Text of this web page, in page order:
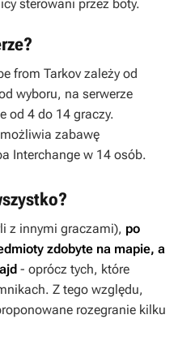
sterowani przez boty.
from Tarkov zależy od
wyboru, na serwerze
od 4 do 14 graczy.
zabawę
Interchange w 14 osób.
z innymi graczami), po
zdobyte na mapie, a
- oprócz tych, które
Z tego względu,
rozegranie kilku